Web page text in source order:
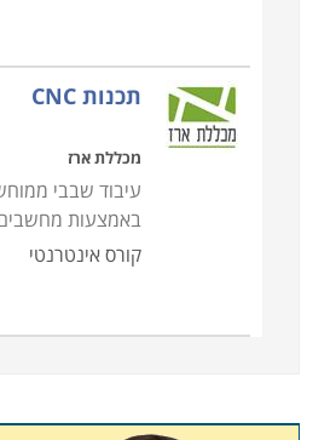
תכנות CNC
מכללת ארז
באמצעות
קורס אינטרנטי